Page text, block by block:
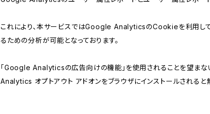
これにより、本サービスではGoogle AnalyticsのCookieを利用し
るための分析が可能となっております。
「Google Analyticsの広告向けの機能」を使用されることを望まな
Analytics オプトアウト アドオンをブラウザにインストールされると